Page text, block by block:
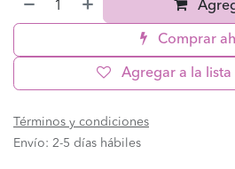
Comprar
Agregar a la lista
Términos y condiciones
Envío: 2-5 días hábiles